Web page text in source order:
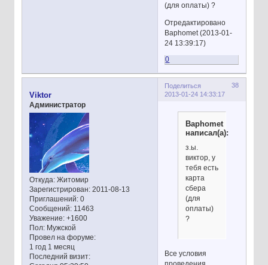
(для оплаты) ?
Отредактировано
Baphomet (2013-01-
24 13:39:17)
0
Поделиться
38
2013-01-24 14:33:17
Viktor
Администратор
Откуда:Житомир
Зарегистрирован: 2011-08-13
Приглашений:0
Сообщений:11463
Уважение: +1600
Пол:Мужской
Провел на форуме:
1 год 1 месяц
Последний визит:
Baphomet
написал(а):
з.ы.
виктор, у
тебя есть
карта
сбера
(для
оплаты)
?
Все условия